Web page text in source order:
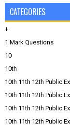
CATEGORIES
+
1 Mark Questions
10
10th
10th 11th 12th Public
10th 11th 12th Public
10th 11th 12th Public
10th 11th 12th Public